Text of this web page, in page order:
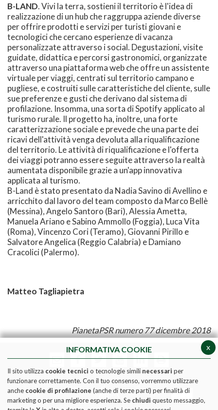
B-LAND. Vivi la terra, sostieni il territorio è l'idea di
realizzazione di un hub che raggruppa aziende diverse
per offrire prodotti e servizi per turisti giovani e
tecnologici che cercano esperienze di vacanza
personalizzate attraverso i social. Degustazioni, visite
guidate, didattica e percorsi gastronomici, organizzate
attraverso una piattaforma web che offre un assistente
virtuale per viaggi, centrati sul territorio campano e
pugliese, e costruiti sulle caratteristiche del cliente, sulle
sue preferenze e gusti che derivano dal sistema di
profilazione. Insomma, una sorta di Spotify applicato al
turismo rurale. Il progetto ha, inoltre, una forte
caratterizzazione sociale e prevede che una parte dei
ricavi dell'attività venga devoluta alla riqualificazione
del territorio. Le attività di riqualificazione e l'offerta
dei viaggi potranno essere seguite attraverso la realtà
aumentata disponibile grazie a un'app innovativa
applicata al turismo.
B-Land è stato presentato da Nadia Savino di Avellino e
arricchito dal lavoro del team composto da Marco Bellè
(Messina), Angelo Santoro (Bari), Alessia Ametta,
Manuela Ariano e Sabino Ammollo (Foggia), Luca Vita
(Roma), Vincenzo Cori (Teramo), Giovanni Pirillo e
Salvatore Angelica (Reggio Calabria) e Damiano
Cracolici (Palermo).
Matteo Tagliapietra
PianetaPSR numero 77 dicembre 2018
x
INFORMATIVA COOKIE
Il sito utilizza cookie tecnici o tecnologie simili necessari per
funzionare correttamente. Con il tuo consenso, vorremmo utilizzare
anche cookie di profilazione (anche di terze parti) per finalità di
marketing o per una migliore esperienza. Se chiudi questo messaggio,